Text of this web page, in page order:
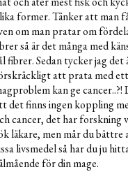
former. Tänker att man
om man pratar om
så är det många med
fibrer. Sedan tycker jag det
att prata med
kan ge cancer..?!
det finns ingen koppling
cancer, det har forskning
läkare, men mår du bättre
livsmedel så har du ju
för din mage.